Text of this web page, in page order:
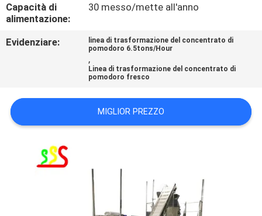
CHIEDI UN
SITO
PRIVACY
POLICY
Capacità di
alimentazione:
30 messo/mette all'anno
Evidenziare:
linea di trasformazione del concentrato di
pomodoro 6.5tons/Hour
,
Linea di trasformazione del concentrato di
pomodoro fresco
MIGLIOR PREZZO